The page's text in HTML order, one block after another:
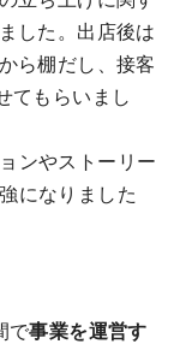
した。出店後は
ら棚だし、接客
てもらいまし
ンやストーリー
になりました
で事業を運営す